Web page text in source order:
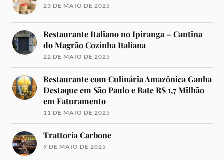
23 DE MAIO DE 2025
Restaurante Italiano no Ipiranga – Cantina
do Magrão Cozinha Italiana
22 DE MAIO DE 2025
Restaurante com Culinária Amazônica Ganha
Destaque em São Paulo e Bate R$ 1,7 Milhão
em Faturamento
11 DE MAIO DE 2025
Trattoria Carbone
9 DE MAIO DE 2025